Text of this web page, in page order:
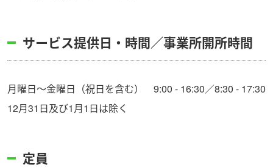
サービス提供日・時間／事業所開所時間
月曜日～金曜日（祝日を含む） 9:00 - 16:30／8:30 - 17:30
12月31日及び1月1日は除く
定員